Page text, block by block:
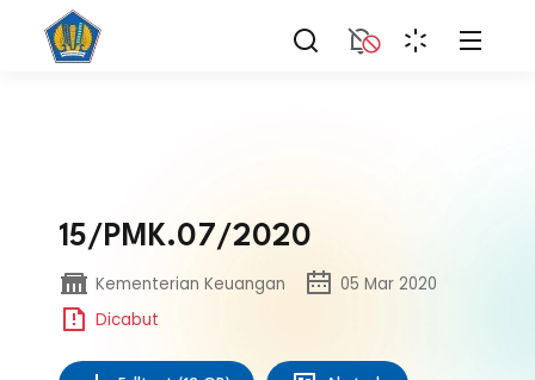
15/PMK.07/2020
Kementerian Keuangan
05 Mar 2020
Dicabut